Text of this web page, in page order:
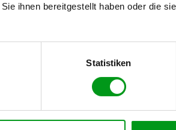
ihnen bereitgestellt haben oder die
Statistiken
recht überschaubar ist, eignet sich
euch auf eine der steinernen Bänke am